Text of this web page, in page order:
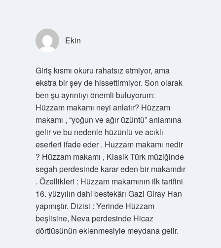
Ekin
Giriş kısmı okuru rahatsız etmiyor, ama
ekstra bir şey de hissettirmiyor. Son olarak
ben şu ayrıntıyı önemli buluyorum:
Hüzzam makamı neyi anlatır? Hüzzam
makamı , “yoğun ve ağır üzüntü” anlamına
gelir ve bu nedenle hüzünlü ve acıklı
eserleri ifade eder . Huzzam makamı nedir
? Hüzzam makamı , Klasik Türk müziğinde
segah perdesinde karar eden bir makamdır
. Özellikleri : Hüzzam makamının ilk tarifini
16. yüzyılın dahi bestekârı Gazi Giray Han
yapmıştır. Dizisi : Yerinde Hüzzam
beşlisine, Neva perdesinde Hicaz
dörtlüsünün eklenmesiyle meydana gelir.